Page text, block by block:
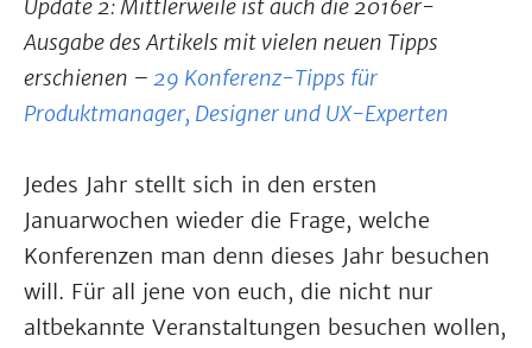
Update 2: Mittlerweile ist auch die 2016er-
Ausgabe des Artikels mit vielen neuen Tipps
erschienen – 29 Konferenz-Tipps für
Produktmanager, Designer und UX-Experten
Jedes Jahr stellt sich in den ersten
Januarwochen wieder die Frage, welche
Konferenzen man denn dieses Jahr besuchen
will. Für all jene von euch, die nicht nur
altbekannte Veranstaltungen besuchen wollen,